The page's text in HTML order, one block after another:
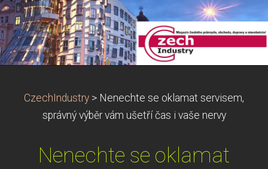
CzechIndustry > Nenechte se oklamat servisem,
správný výběr vám ušetří čas i vaše nervy
Nenechte se oklamat